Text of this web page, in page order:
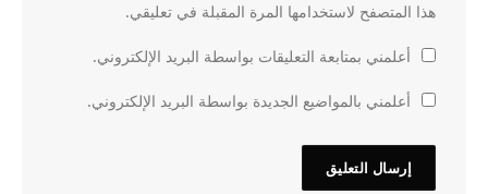
هذا المتصفح لاستخدامها المرة المقبلة في تعليقي.
أعلمني بمتابعة التعليقات بواسطة البريد الإلكتروني.
أعلمني بالمواضيع الجديدة بواسطة البريد الإلكتروني.